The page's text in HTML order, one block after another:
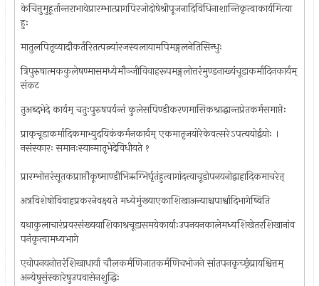
केचित्तुमुहूर्तान्तराभावेप्रारम्भात्प्रागपिरजोदोषेश्रीपूजनादिविधिनाशान्तिकृत्वाकार्यमित्या
हुः
मातुलपितृव्यादौकर्तरितत्पत्न्यांरजस्वलायामपिमङ्गलनेतिसिन्धुः
त्रिपुरुषात्मककुलेषण्मासमध्येमौञ्जीविवाहरूपमङ्गलोत्तरंमुण्डनाख्यंचूडाकर्मादिनकार्यम्
संकट
तुअब्दभेदे कार्यम् चतुःपुरुषपर्यन्तं कुलेसपिण्डीकरणमासिकश्राद्धान्तप्रेतकर्मसमाप्तेः
प्राक्‌चूडाकर्मादिकमाभ्युदयिकंकर्मनकार्यम् एकमातृजयोरेकेवत्सरेऽपत्ययोर्द्वयोः ।
नसंस्कारः समानःस्यान्मातृभेदेविधीयते १
प्रारम्भोत्तरंसूतकप्राप्तौकूष्माण्डीभिऋग्भिर्घृतंहुत्वागांदत्त्वाचूडोपनयनोद्वाहादिकमाचरेत्
अत्रविशेषोविवाहप्रकरनेवक्ष्यते मध्येमुंख्याएकाशिखाअन्याश्चपार्श्वादिभागेष्विति
यथाकुलाचारंप्रवरसंख्ययाशिकाश्रचूडासमयेकार्याःउपनयनकालेमध्यशिखेतरशिखानांव
पनंकृत्वामध्यभागे
एवोपनयनोत्तरंशिखाधार्या चौलकर्मणिजातकर्मणिचभोजने सांतपनकृच्छ्रंप्रायश्चित्तम्
अन्येषुसंस्कारेषुउपवासेनशुद्धिः